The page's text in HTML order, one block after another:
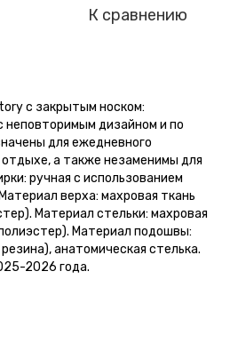
К сравнению
с закрытым носком:
неповторимым дизайном и по
для ежедневного
отдыхе, а также незаменимы для
ручная с использованием
верха: махровая ткань
Материал стельки: махровая
Материал подошвы:
анатомическая стелька.
2026 года.